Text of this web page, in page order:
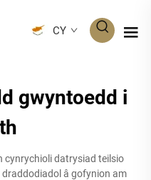
CY
gwyntoedd i
cynrychioli datrysiad teilsio
â gofynion am